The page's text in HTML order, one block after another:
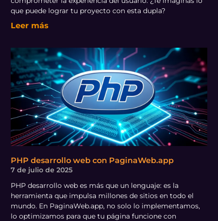
que puede lograr tu proyecto con esta dupla?
Leer más
PHP desarrollo web con PaginaWeb.app
7 de julio de 2025
PHP desarrollo web es más que un lenguaje: es la
herramienta que impulsa millones de sitios en todo el
mundo. En PaginaWeb.app, no solo lo implementamos,
lo optimizamos para que tu página funcione con